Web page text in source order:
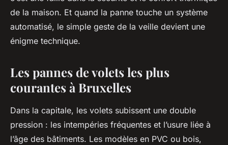
de la maison. Et quand la panne touche un système
automatisé, le simple geste de la veille devient une
énigme technique.
Les pannes de volets les plus
courantes à Bruxelles
Dans la capitale, les volets subissent une double
pression : les intempéries fréquentes et l’usure liée à
l’âge des bâtiments. Les modèles en PVC ou bois,